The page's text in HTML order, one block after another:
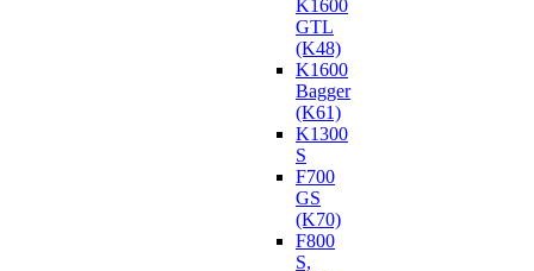
K1600
GTL
(K48)
K1600
Bagger
(K61)
K1300
S
F700
GS
(K70)
F800
S,